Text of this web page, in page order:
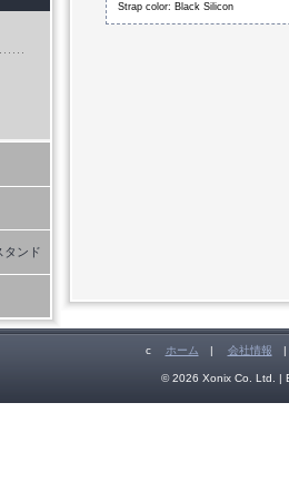
タンド
Strap color: Black Silicon
c ホーム | 会社情報 |
© 2026 Xonix Co. Ltd. |